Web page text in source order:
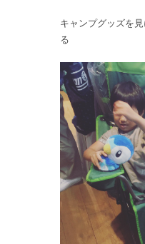
キャンプグッズを
る